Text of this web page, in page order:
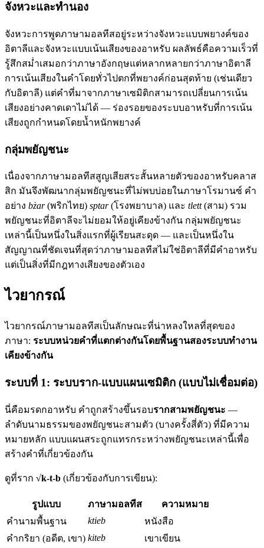
จังหวะและทำนอง
จังหวะการพูดภาษามอลทีสอยู่ระหว่างจังหวะแบบพยางค์ของ
อิตาลีและจังหวะแบบเน้นเสียงของอาหรับ ผลลัพธ์คือความเร็วที่
รู้สึกสม่ำเสมอกว่าภาษาอังกฤษแต่หลากหลายกว่าภาษาอิตาลี
การเน้นเสียงในคำโดยทั่วไปตกที่พยางค์ก่อนสุดท้าย (เช่นเดียว
กับอิตาลี) แต่คำที่มาจากภาษาเซมิติกสามารถเปลี่ยนการเน้น
เสียงอย่างคาดเดาไม่ได้ — ร่องรอยของระบบอาหรับที่การเน้น
เสียงถูกกำหนดโดยน้ำหนักพยางค์
กลุ่มพยัญชนะ
เนื่องจากภาษามอลทีสสูญเสียสระสั้นหลายตัวของอาหรับคลาส
สิก มันจึงพัฒนากลุ่มพยัญชนะที่ไม่พบบ่อยในภาษาโรมานซ์ คำ
อย่าง bżar(พริกไทย) sptar(โรงพยาบาล) และ tlett(สาม) รวม
พยัญชนะที่อิตาลีจะไม่ยอมให้อยู่เคียงข้างกัน กลุ่มพยัญชนะ
เหล่านี้เป็นหนึ่งในสิ่งแรกที่ผู้เรียนสะดุด — และเป็นหนึ่งใน
สัญญาณที่ชัดเจนที่สุดว่าภาษามอลทีสไม่ใช่อิตาลีที่มีคำอาหรับ
แต่เป็นสิ่งที่มีกฎทางเสียงของตัวเอง
ไวยากรณ์
ไวยากรณ์ภาษามอลทีสเป็นลักษณะที่น่าหลงใหลที่สุดของ
ภาษา: ระบบหน่วยคำที่แตกต่างกันโดยพื้นฐานสองระบบทำงาน
เคียงข้างกัน
ระบบที่ 1: ระบบราก-แบบแผนเซมิติก (แบบไม่เชื่อมต่อ)
นี่คือมรดกอาหรับ คำถูกสร้างขึ้นรอบรากสามพยัญชนะ —
ลำดับนามธรรมของพยัญชนะสามตัว (บางครั้งสี่ตัว) ที่มีความ
หมายหลัก แบบแผนสระถูกแทรกระหว่างพยัญชนะเหล่านี้เพื่อ
สร้างคำที่เกี่ยวข้องกัน
ดูที่ราก √k-t-b (เกี่ยวข้องกับการเขียน):
รูปแบบ ภาษามอลทีส
ความหมาย
คำนามพื้นฐาน
ktieb
หนังสือ
คำกริยา (อดีต, เขา) kiteb เขาเขียน